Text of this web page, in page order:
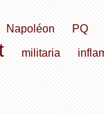
Napoléon
PQ
militaria